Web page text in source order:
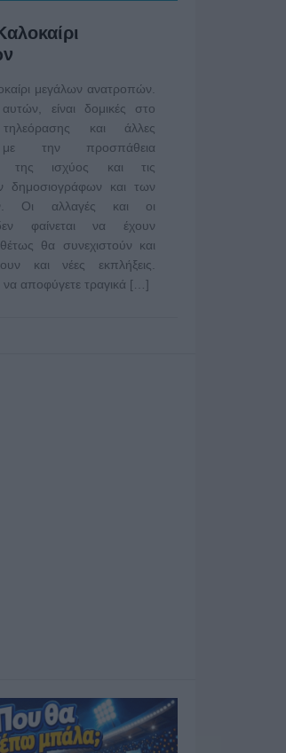
μεγάλων ανατροπών.
είναι δομικές στο
και άλλες
με την προσπάθεια
της ισχύος και τις
δημοσιογράφων και των
Οι αλλαγές και οι
φαίνεται να έχουν
θα συνεχιστούν και
και νέες εκπλήξεις.
αποφύγετε τραγικά […]